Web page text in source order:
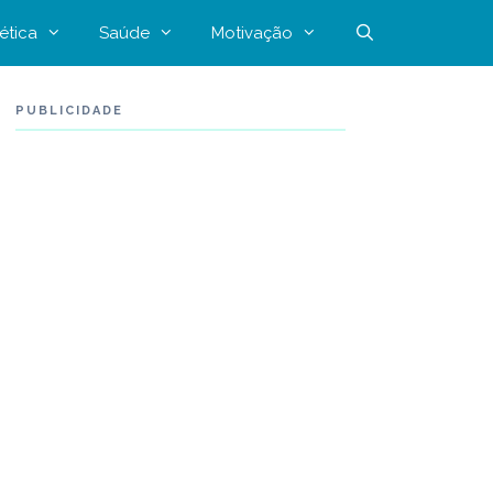
Saúde Motivação
PUBLICIDADE